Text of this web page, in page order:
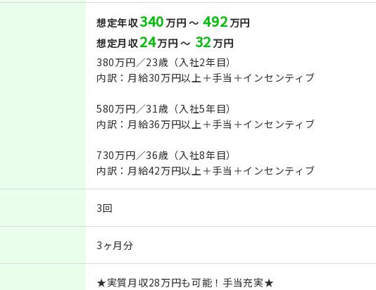
想定年収340 万円 ～ 492 万円
想定月収24万円 ～ 32 万円
380万円／23歳（入社2年目）
内訳：月給30万円以上＋手当＋インセンティブ
580万円／31歳（入社5年目）
内訳：月給36万円以上＋手当＋インセンティブ
730万円／36歳（入社8年目）
内訳：月給42万円以上＋手当＋インセンティブ
3回
3ヶ月分
★実質月収28万円も可能！手当充実★